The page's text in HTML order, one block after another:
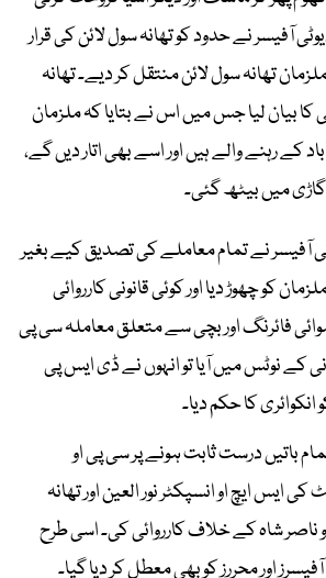
آفیسر نے حدود کو تھانہ سول لائن کی قرار
تھانہ سول لائن منتقل کر دیے۔ تھانہ
بیان لیا جس میں اس نے بتایا کہ ملزمان
کے رہنے والے ہیں اور اسے بھی اتار دیں گے،
میں بیٹھ گئی۔
آفیسر نے تمام معاملے کی تصدیق کیے بغیر
کو چھوڑ دیا اور کوئی قانونی کارروائی
فائرنگ اور بچی سے متعلق معاملہ سی پی
کے نوٹس میں آیا تو انہوں نے ڈی ایس پی
انکوائری کا حکم دیا۔
باتیں درست ثابت ہونے پر سی پی او
ایس ایچ او انسپکٹر نور العین اور تھانہ
ناصر شاہ کے خلاف کارروائی کی۔ اسی طرح
اور محررز کو بھی معطل کر دیا گیا۔